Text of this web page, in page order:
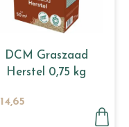
DCM Graszaad
Herstel 0,75 kg
14,65